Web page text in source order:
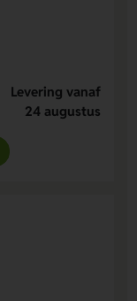
Levering vanaf
24 augustus